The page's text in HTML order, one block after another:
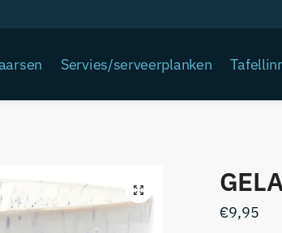
Servies/serveerplanken
€9,95